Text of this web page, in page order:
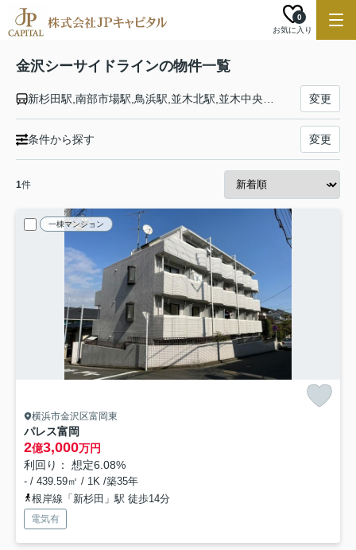
お気に入り
0
金沢シーサイドラインの物件一覧
変更
条件から探す 変更
1件
一棟マンション
横浜市金沢区富岡東
パレス富岡
2億3,000万円
利回り： 想定6.08%
- / 439.59㎡ / 1K /築35年
根岸線「新杉田」駅 徒歩14分
電気有